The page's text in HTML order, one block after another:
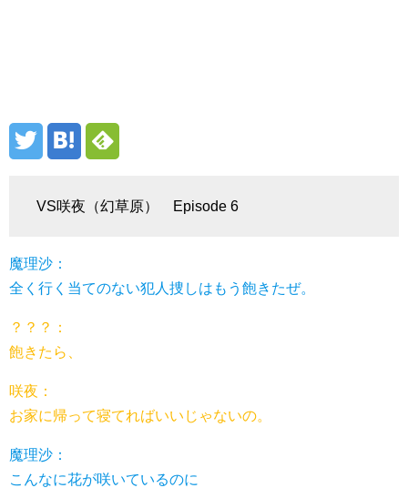
VS咲夜（幻草原） Episode 6
魔理沙：
全く行く当てのない犯人捜しはもう飽きたぜ。
？？？：
飽きたら、
咲夜：
お家に帰って寝てればいいじゃないの。
魔理沙：
こんなに花が咲いているのに